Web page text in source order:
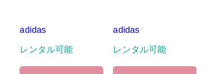
adidas
レンタル可能
adidas
レンタル可能